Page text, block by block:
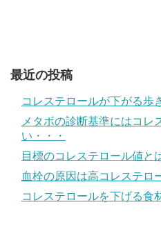
最近の投稿
コレステロールが下がる歩
メタボの診断基準にはコレ
い・・・
目標のコレステロール値と
血栓の原因は高コレステロ
コレステロールを下げる食